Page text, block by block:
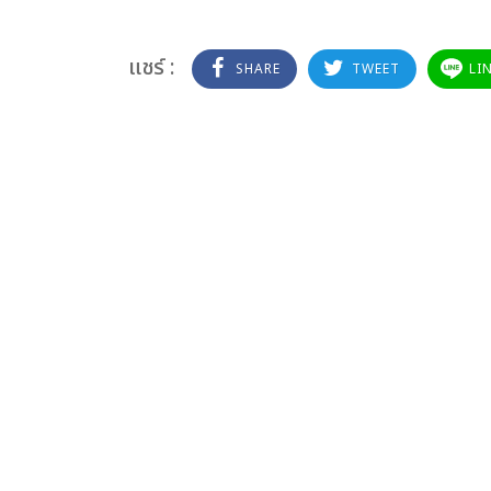
แชร์ : SHARE TWEET